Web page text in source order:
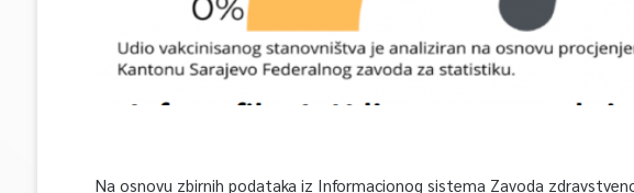
Na osnovu zbirnih podataka iz Informacionog sistema Zavoda